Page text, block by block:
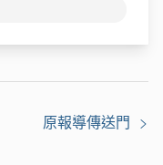
原報導傳送門